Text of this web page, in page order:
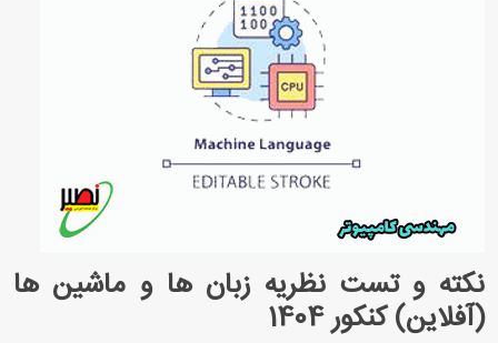
نکته و تست نظریه زبان ها و ماشین ها
(آفلاین) کنکور 1404